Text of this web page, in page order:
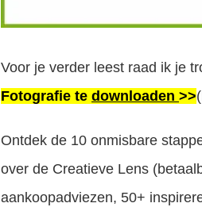
Voor je verder leest raad ik je
Fotografie te downloaden >>
Ontdek de 10 onmisbare
over de Creatieve Lens
aankoopadviezen, 50+